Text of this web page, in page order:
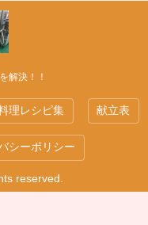
解決！！
理レシピ集 献立表
シーポリシー
reserved.